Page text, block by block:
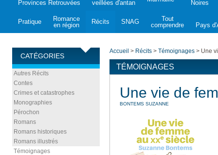
Provinces Retrouvées
veillées d'antan
Noires
Pratique
Romance
en région
Récits SNAG
Tout
comprendre
Pays
CATÉGORIES
Autres Récits
Contes
Crimes et catastrophes
Monographies
Pérochon
Romans
Romans historiques
Romans illustrés
Témoignages
Accueil > Récits > Témoignages > Une
TÉMOIGNAGES
Une vie de
BONTEMS SUZANNE